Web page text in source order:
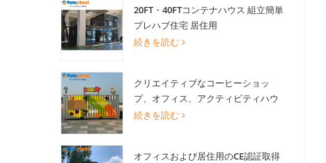
20FT・40FTコンテナハウス 組立簡単
プレハブ住宅 居住用
続きを読む
クリエイティブなコーヒーショッ
プ、オフィス、アクティビティハウ
ス向け20FT改造輸送コンテナハウス
続きを読む
オフィスおよび居住用のCE認証取得